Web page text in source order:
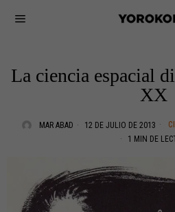
La ciencia espacial
XX
MAR ABAD 12 DE JULIO DE 2013
1 MIN DE